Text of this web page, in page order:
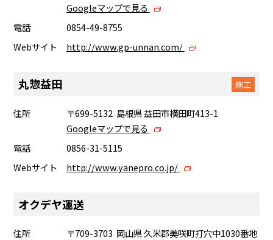
Googleマップで見る
電話
0854-49-8755
Webサイト
http://www.gp-unnan.com/
丸惣益田 施工
住所
〒699-5132 島根県 益田市横田町413-1
Googleマップで見る
電話
0856-31-5115
Webサイト
http://www.yanepro.co.jp/
オクデヤ運送
住所
〒709-3703 岡山県 久米郡美咲町打穴中1030番地